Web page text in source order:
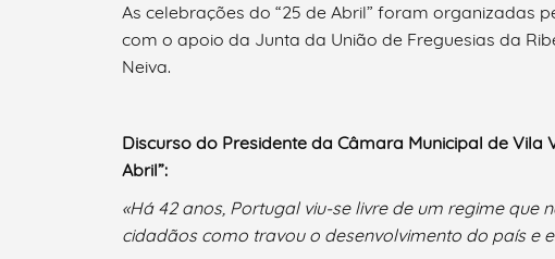
As celebrações do “25 de Abril” foram organizadas
com o apoio da Junta da União de Freguesias da
Neiva.
Discurso do Presidente da Câmara Municipal de Vila
Abril”:
«Há 42 anos, Portugal viu-se livre de um regime
cidadãos como travou o desenvolvimento do país e